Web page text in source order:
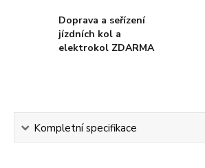
Doprava a seřízení
jízdních kol a
elektrokol ZDARMA
Kompletní specifikace